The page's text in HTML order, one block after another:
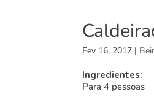
Fev 16, 2017 |
Ingredientes:
Para 4 pessoas